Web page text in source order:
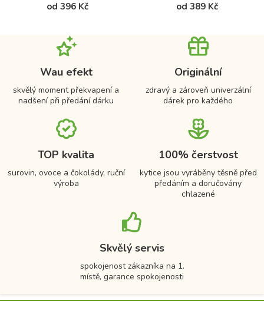
od 396 Kč
od 389 Kč
Wau efekt
skvělý moment překvapení a
nadšení při předání dárku
Originální
zdravý a zároveň univerzální
dárek pro každého
TOP kvalita
surovin, ovoce a čokolády, ruční
výroba
100% čerstvost
kytice jsou vyráběny těsně před
předáním a doručovány
chlazené
Skvělý servis
spokojenost zákazníka na 1.
místě, garance spokojenosti